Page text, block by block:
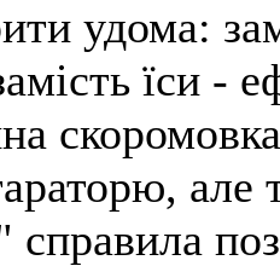
удома:
їси -
але
справила